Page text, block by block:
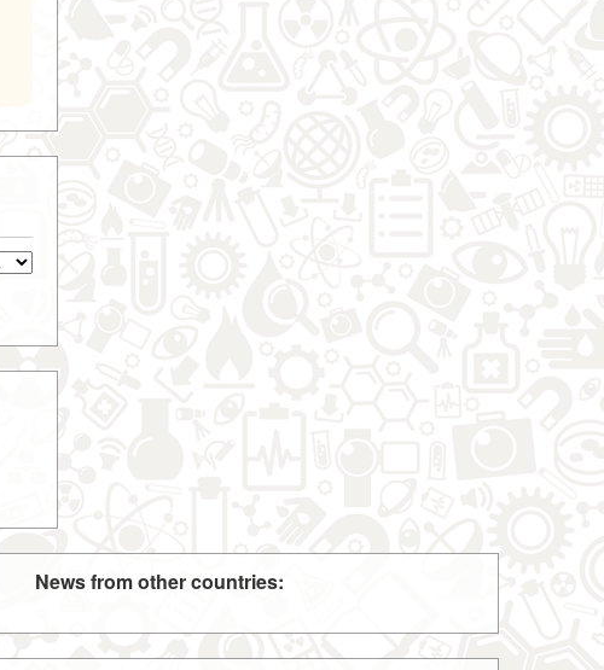
News from other countries: